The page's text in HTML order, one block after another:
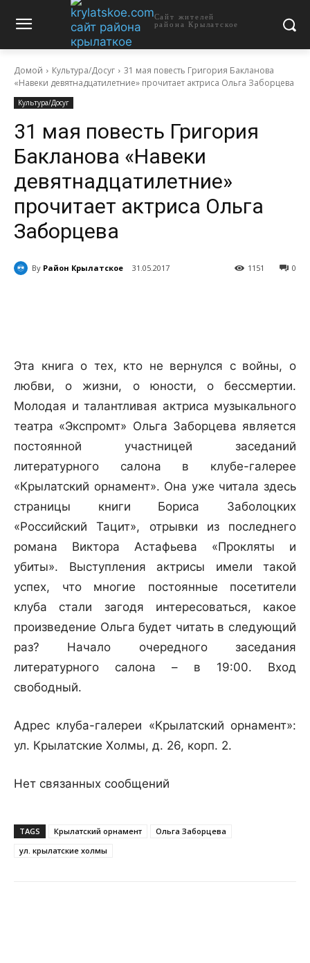
Сайт жителей
района Крылатское
Домой Культура/Досуг
31 мая повесть Григория Бакланова
«Навеки девятнадцатилетние» прочитает актриса Ольга Заборцева
Культура/Досуг
31 мая повесть Григория
Бакланова «Навеки
девятнадцатилетние»
прочитает актриса Ольга
Заборцева
By Район Крылатское 31.05.2017 0
1151
Эта книга о тех, кто не вернулся с войны, о
любви, о жизни, о юности, о бессмертии.
Молодая и талантливая актриса музыкального
театра «Экспромт» Ольга Заборцева является
постоянной участницей заседаний
литературного салона в клубе-галерее
«Крылатский орнамент». Она уже читала здесь
страницы книги Бориса Заболоцких
«Российский Тацит», отрывки из последнего
романа Виктора Астафьева «Прокляты и
убиты». Выступления актрисы имели такой
успех, что многие постоянные посетители
клуба стали загодя интересоваться, какое
произведение Ольга будет читать в следующий
раз? Начало очередного заседания
литературного салона – в 19:00. Вход
свободный.
Адрес клуба-галереи «Крылатский орнамент»:
ул. Крылатские Холмы, д. 26, корп. 2.
Нет связанных сообщений
TAGS Крылатский орнамент
Ольга Заборцева
ул. крылатские холмы